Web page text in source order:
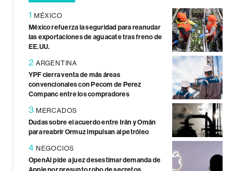
1 MÉXICO
México refuerza la seguridad para reanudar
las exportaciones de aguacate tras freno de
EE.UU.
2 ARGENTINA
YPF cierra venta de más áreas
convencionales con Pecom de Perez
Companc entre los compradores
3 MERCADOS
Dudas sobre el acuerdo entre Irán y Omán
para reabrir Ormuz impulsan al petróleo
4 NEGOCIOS
OpenAI pide a juez desestimar demanda de